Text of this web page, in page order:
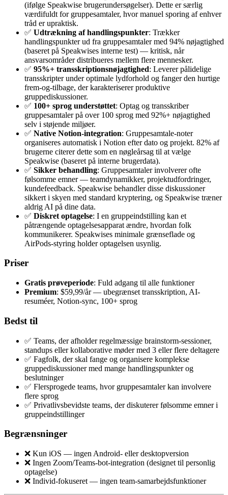
(ifølge Speakwise brugerundersøgelser). Dette er særlig
værdifuldt for gruppesamtaler, hvor manuel sporing af enhver
tråd er upraktisk.
✅ Udtrækning af handlingspunkter: Trækker
handlingspunkter ud fra gruppesamtaler med 94% nøjagtighed
(baseret på Speakwises interne test) — kritisk, når
ansvarsområder distribueres mellem flere mennesker.
✅ 95%+ transskriptionsnøjagtighed: Leverer pålidelige
transskripter under optimale lydforhold og fanger den hurtige
frem-og-tilbage, der karakteriserer produktive
gruppediskussioner.
✅ 100+ sprog understøttet: Optag og transskriber
gruppesamtaler på over 100 sprog med 92%+ nøjagtighed
selv i støjende miljøer.
✅ Native Notion-integration: Gruppesamtale-noter
organiseres automatisk i Notion efter dato og projekt. 82% af
brugerne citerer dette som en nøgleårsag til at vælge
Speakwise (baseret på interne brugerdata).
✅ Sikker behandling: Gruppesamtaler involverer ofte
følsomme emner — teamdynamikker, projektudfordringer,
kundefeedback. Speakwise behandler disse diskussioner
sikkert i skyen med standard kryptering, og Speakwise træner
aldrig AI på dine data.
✅ Diskret optagelse: I en gruppeindstilling kan et
påtrængende optagelsesapparat ændre, hvordan folk
kommunikerer. Speakwises minimale grænseflade og
AirPods-styring holder optagelsen usynlig.
Priser
Gratis prøveperiode: Fuld adgang til alle funktioner
Premium: $59,99/år — ubegrænset transskription, AI-
resuméer, Notion-sync, 100+ sprog
Bedst til
✅ Teams, der afholder regelmæssige brainstorm-sessioner,
standups eller kollaborative møder med 3 eller flere deltagere
✅ Fagfolk, der skal fange og organisere komplekse
gruppediskussioner med mange handlingspunkter og
beslutninger
✅ Flersprogede teams, hvor gruppesamtaler kan involvere
flere sprog
✅ Privatlivsbevidste teams, der diskuterer følsomme emner i
gruppeindstillinger
Begrænsninger
❌ Kun iOS — ingen Android- eller desktopversion
❌ Ingen Zoom/Teams-bot-integration (designet til personlig
optagelse)
❌ Individ-fokuseret — ingen team-samarbejdsfunktioner